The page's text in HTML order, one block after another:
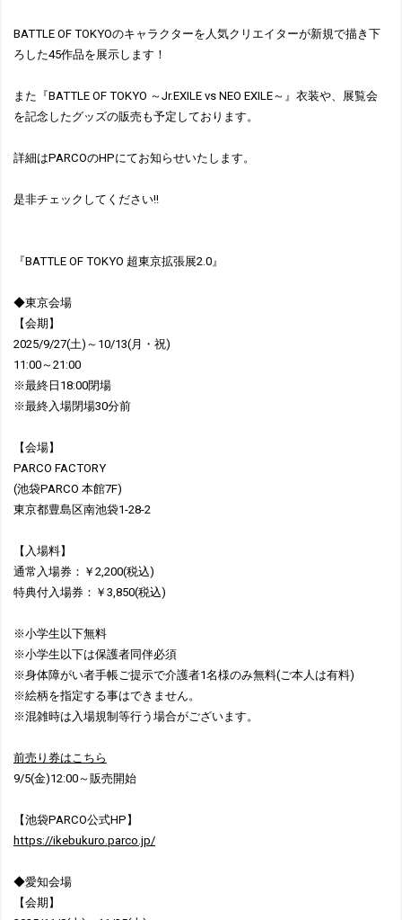
BATTLE OF TOKYOのキャラクターを人気クリエイターが新規で描き下
ろした45作品を展示します！
また『BATTLE OF TOKYO ～Jr.EXILE vs NEO EXILE～』衣装や、展覧会
を記念したグッズの販売も予定しております。
詳細はPARCOのHPにてお知らせいたします。
是非チェックしてください!!
『BATTLE OF TOKYO 超東京拡張展2.0』
◆東京会場
【会期】
2025/9/27(土)～10/13(月・祝)
11:00～21:00
※最終日18:00閉場
※最終入場閉場30分前
【会場】
PARCO FACTORY
(池袋PARCO 本館7F)
東京都豊島区南池袋1-28-2
【入場料】
通常入場券：￥2,200(税込)
特典付入場券：￥3,850(税込)
※小学生以下無料
※小学生以下は保護者同伴必須
※身体障がい者手帳ご提示で介護者1名様のみ無料(ご本人は有料)
※絵柄を指定する事はできません。
※混雑時は入場規制等行う場合がございます。
前売り券はこちら
9/5(金)12:00～販売開始
【池袋PARCO公式HP】
https://ikebukuro.parco.jp/
◆愛知会場
【会期】